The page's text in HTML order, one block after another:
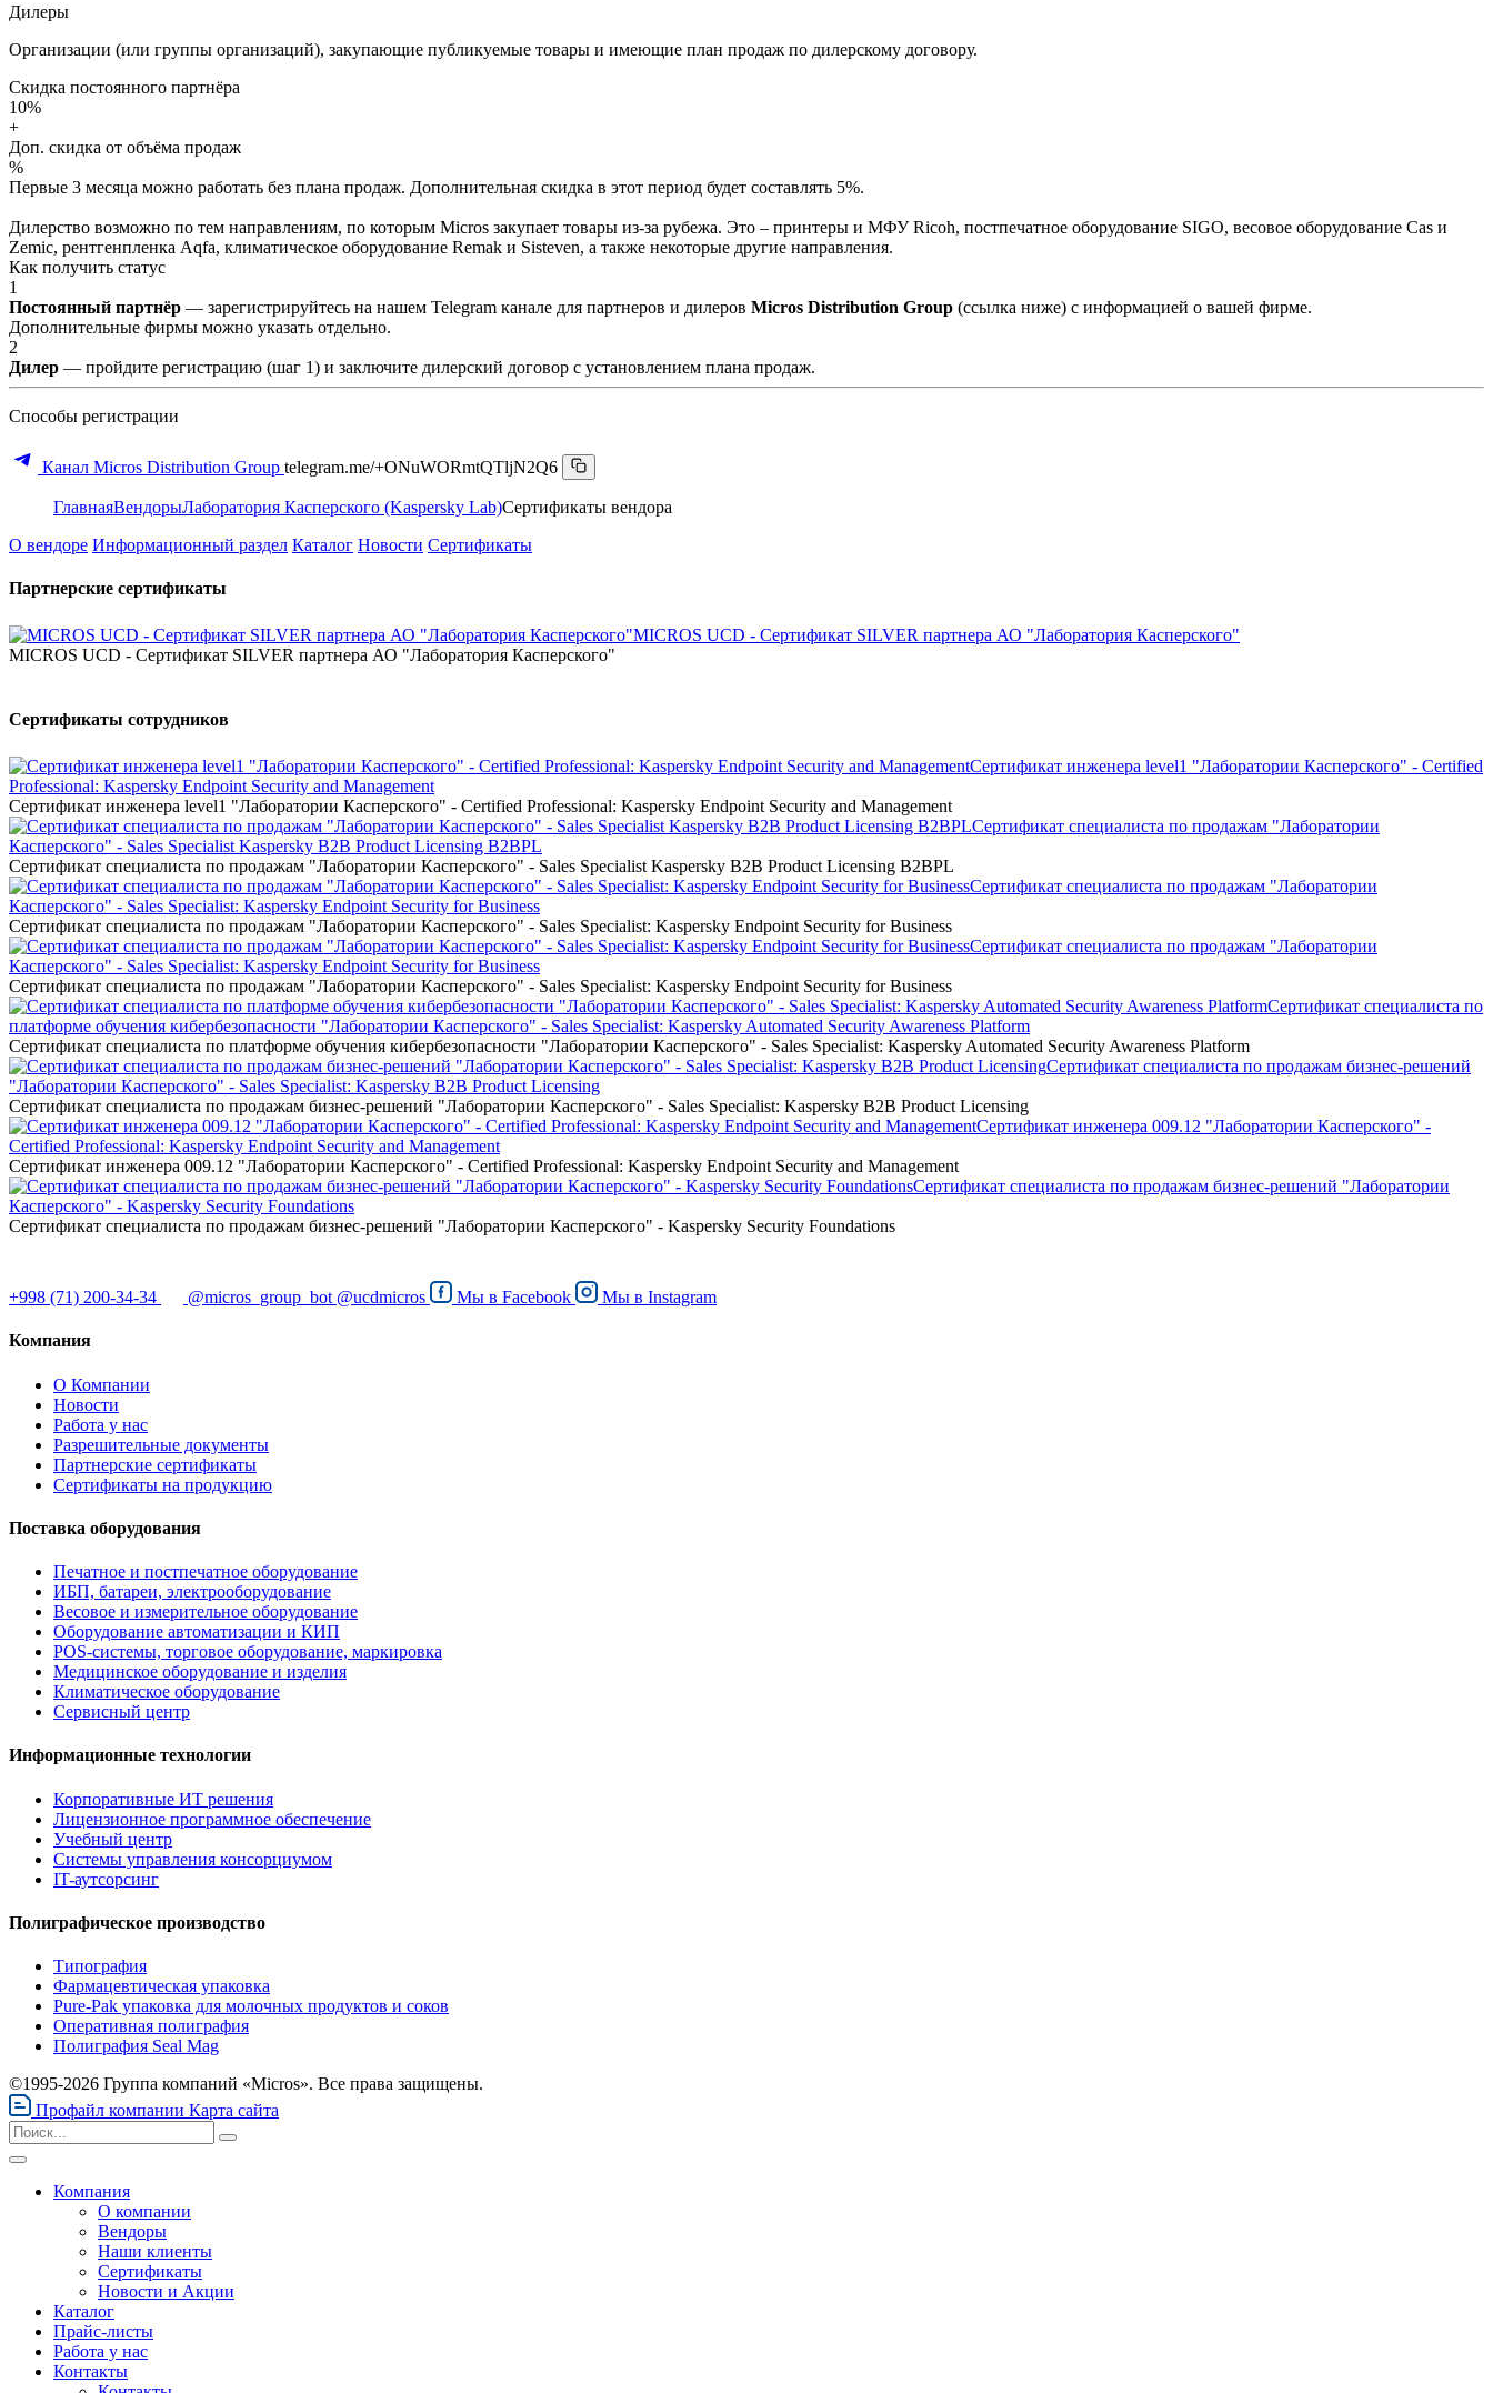
Дилеры
Организации (или группы организаций), закупающие публикуемые товары и имеющие план продаж по дилерскому договору.
Скидка постоянного партнёра
10%
+
Доп. скидка от объёма продаж
%
Первые 3 месяца можно работать без плана продаж. Дополнительная скидка в этот период будет составлять 5%.
Дилерство возможно по тем направлениям, по которым Micros закупает товары из-за рубежа. Это – принтеры и МФУ Ricoh, постпечатное оборудование SIGO, весовое оборудование Cas и
Zemic, рентгенпленка Aqfa, климатическое оборудование Remak и Sisteven, а также некоторые другие направления.
Как получить статус
1
Постоянный партнёр — зарегистрируйтесь на нашем Telegram канале для партнеров и дилеров Micros Distribution Group (ссылка ниже) с информацией о вашей фирме.
Дополнительные фирмы можно указать отдельно.
2
Дилер — пройдите регистрацию (шаг 1) и заключите дилерский договор с установлением плана продаж.
Способы регистрации
Канал Micros Distribution Group telegram.me/+ONuWORmtQTljN2Q6
ГлавнаяВендорыЛаборатория Касперского (Kaspersky Lab)Сертификаты вендора
О вендоре Информационный раздел Каталог Новости Сертификаты
Партнерские сертификаты
MICROS UCD - Сертификат SILVER партнера АО "Лаборатория Касперского"
MICROS UCD - Сертификат SILVER партнера АО "Лаборатория Касперского"
Сертификаты сотрудников
Сертификат инженера level1 "Лаборатории Касперского" - Certified
Professional: Kaspersky Endpoint Security and Management
Сертификат инженера level1 "Лаборатории Касперского" - Certified Professional: Kaspersky Endpoint Security and Management
Сертификат специалиста по продажам "Лаборатории
Касперского" - Sales Specialist Kaspersky B2B Product Licensing B2BPL
Сертификат специалиста по продажам "Лаборатории Касперского" - Sales Specialist Kaspersky B2B Product Licensing B2BPL
Сертификат специалиста по продажам "Лаборатории
Касперского" - Sales Specialist: Kaspersky Endpoint Security for Business
Сертификат специалиста по продажам "Лаборатории Касперского" - Sales Specialist: Kaspersky Endpoint Security for Business
Сертификат специалиста по продажам "Лаборатории
Касперского" - Sales Specialist: Kaspersky Endpoint Security for Business
Сертификат специалиста по продажам "Лаборатории Касперского" - Sales Specialist: Kaspersky Endpoint Security for Business
Сертификат специалиста по
платформе обучения кибербезопасности "Лаборатории Касперского" - Sales Specialist: Kaspersky Automated Security Awareness Platform
Сертификат специалиста по платформе обучения кибербезопасности "Лаборатории Касперского" - Sales Specialist: Kaspersky Automated Security Awareness Platform
Сертификат специалиста по продажам бизнес-решений
"Лаборатории Касперского" - Sales Specialist: Kaspersky B2B Product Licensing
Сертификат специалиста по продажам бизнес-решений "Лаборатории Касперского" - Sales Specialist: Kaspersky B2B Product Licensing
Сертификат инженера 009.12 "Лаборатории Касперского" -
Certified Professional: Kaspersky Endpoint Security and Management
Сертификат инженера 009.12 "Лаборатории Касперского" - Certified Professional: Kaspersky Endpoint Security and Management
Сертификат специалиста по продажам бизнес-решений "Лаборатории
Касперского" - Kaspersky Security Foundations
Сертификат специалиста по продажам бизнес-решений "Лаборатории Касперского" - Kaspersky Security Foundations
+998 (71) 200-34-34 @micros_group_bot @ucdmicros Мы в Facebook Мы в Instagram
Компания
О Компании
Новости
Работа у нас
Разрешительные документы
Партнерские сертификаты
Сертификаты на продукцию
Поставка оборудования
Печатное и постпечатное оборудование
ИБП, батареи, электрооборудование
Весовое и измерительное оборудование
Оборудование автоматизации и КИП
POS-системы, торговое оборудование, маркировка
Медицинское оборудование и изделия
Климатическое оборудование
Сервисный центр
Информационные технологии
Корпоративные ИТ решения
Лицензионное программное обеспечение
Учебный центр
Системы управления консорциумом
IT-аутсорсинг
Полиграфическое производство
Типография
Фармацевтическая упаковка
Pure-Pak упаковка для молочных продуктов и соков
Оперативная полиграфия
Полиграфия Seal Mag
©1995-2026 Группа компаний «Micros». Все права защищены.
Профайл компании Карта сайта
Компания
О компании
Вендоры
Наши клиенты
Сертификаты
Новости и Акции
Каталог
Прайс-листы
Работа у нас
Контакты